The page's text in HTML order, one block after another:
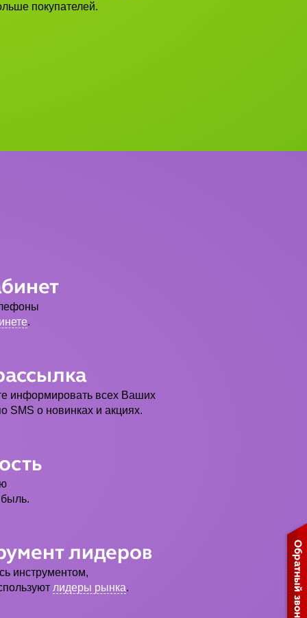
покупателей.
.
информировать всех Ваших
SMS о новинках и акциях.
лидеров
инструментом,
лидеры рынка.